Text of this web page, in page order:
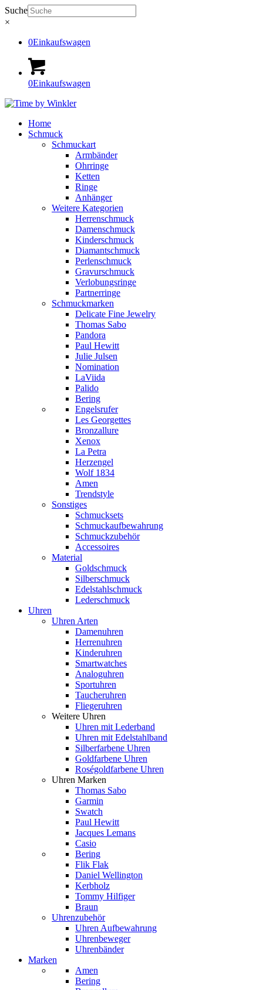
Suche
×
0Einkaufswagen
0Einkaufswagen
Home
Schmuck
Schmuckart
Armbänder
Ohrringe
Ketten
Ringe
Anhänger
Weitere Kategorien
Herrenschmuck
Damenschmuck
Kinderschmuck
Diamantschmuck
Perlenschmuck
Gravurschmuck
Verlobungsringe
Partnerringe
Schmuckmarken
Delicate Fine Jewelry
Thomas Sabo
Pandora
Paul Hewitt
Julie Julsen
Nomination
LaViida
Palido
Bering
Engelsrufer
Les Georgettes
Bronzallure
Xenox
La Petra
Herzengel
Wolf 1834
Amen
Trendstyle
Sonstiges
Schmucksets
Schmuckaufbewahrung
Schmuckzubehör
Accessoires
Material
Goldschmuck
Silberschmuck
Edelstahlschmuck
Lederschmuck
Uhren
Uhren Arten
Damenuhren
Herrenuhren
Kinderuhren
Smartwatches
Analoguhren
Sportuhren
Taucheruhren
Fliegeruhren
Weitere Uhren
Uhren mit Lederband
Uhren mit Edelstahlband
Silberfarbene Uhren
Goldfarbene Uhren
Roségoldfarbene Uhren
Uhren Marken
Thomas Sabo
Garmin
Swatch
Paul Hewitt
Jacques Lemans
Casio
Bering
Flik Flak
Daniel Wellington
Kerbholz
Tommy Hilfiger
Braun
Uhrenzubehör
Uhren Aufbewahrung
Uhrenbeweger
Uhrenbänder
Marken
Amen
Bering